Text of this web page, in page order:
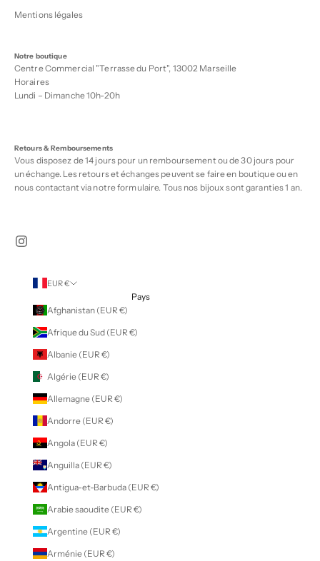
Mentions légales
Notre boutique
Centre Commercial "Terrasse du Port", 13002 Marseille
Horaires
Lundi – Dimanche 10h-20h
Retours & Remboursements
Vous disposez de 14 jours pour un remboursement ou de 30 jours pour
un échange. Les retours et échanges peuvent se faire en boutique ou en
nous contactant via notreformulaire. Tous nos bijoux sont garanties 1 an.
EUR €
Pays
Afghanistan (EUR €)
Afrique du Sud (EUR €)
Albanie (EUR €)
Algérie (EUR €)
Allemagne (EUR €)
Andorre (EUR €)
Angola (EUR €)
Anguilla (EUR €)
Antigua-et-Barbuda (EUR €)
Arabie saoudite (EUR €)
Argentine (EUR €)
Arménie (EUR €)